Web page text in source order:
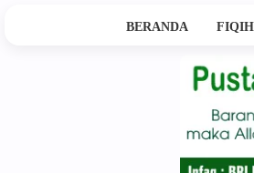
BERANDA FIQIH